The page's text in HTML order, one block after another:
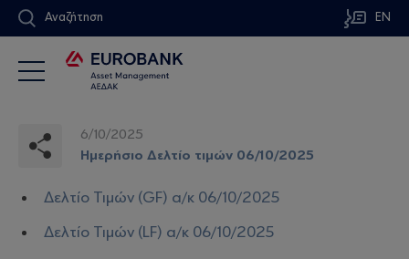
Αναζήτηση EN
6/10/2025
Ημερήσιο Δελτίο τιμών 06/10/2025
Δελτίο Τιμών (GF) α/κ 06/10/2025
Δελτίο Τιμών (LF) α/κ 06/10/2025